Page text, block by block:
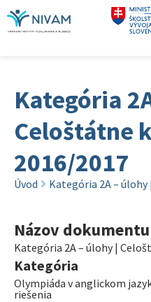
Kategória
Celoštátne
2016/2017
Úvod Kategória 2A –
Názov dokumentu
Kategória 2A – úlohy |
Kategória
Olympiáda v anglickom
riešenia